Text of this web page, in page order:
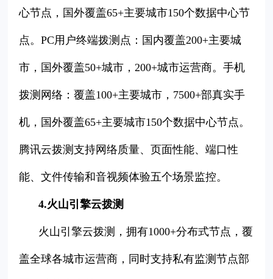
心节点，国外覆盖65+主要城市150个数据中心节
点。PC用户终端拨测点：国内覆盖200+主要城
市，国外覆盖50+城市，200+城市运营商。手机
拨测网络：覆盖100+主要城市，7500+部真实手
机，国外覆盖65+主要城市150个数据中心节点。
腾讯云拨测支持网络质量、页面性能、端口性
能、文件传输和音视频体验五个场景监控。
4.火山引擎云拨测
火山引擎云拨测，拥有1000+分布式节点，覆
盖全球各城市运营商，同时支持私有监测节点部